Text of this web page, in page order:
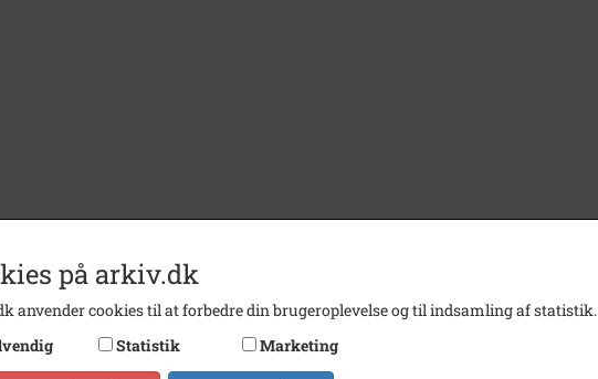
på arkiv.dk
anvender cookies til at forbedre din brugeroplevelse og til indsamling af statistik.
Statistik Marketing